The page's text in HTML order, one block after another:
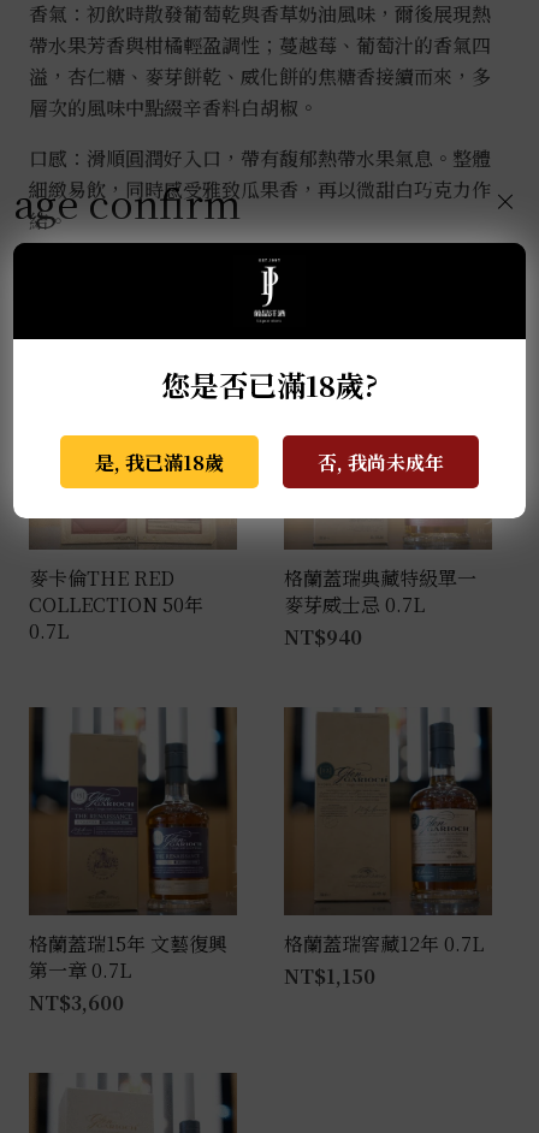
香氣：初飲時散發葡萄乾與香草奶油風味，爾後展現熱
帶水果芳香與柑橘輕盈調性；蔓越莓、葡萄汁的香氣四
溢，杏仁糖、麥芽餅乾、威化餅的焦糖香接續而來，多
層次的風味中點綴辛香料白胡椒。
口感：滑順圓潤好入口，帶有馥郁熱帶水果氣息。整體
細緻易飲，同時感受雅致瓜果香，再以微甜白巧克力作
結。
麥卡倫THE RED
COLLECTION 50年
0.7L
格蘭蓋瑞典藏特級單一
麥芽威士忌 0.7L
NT$940
格蘭蓋瑞15年 文藝復興
第一章 0.7L
NT$3,600
格蘭蓋瑞窖藏12年 0.7L
NT$1,150
age confirm
您是否已滿18歲?
是, 我已滿18歲 否, 我尚未成年
×